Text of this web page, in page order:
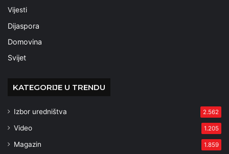
Vijesti
Dijaspora
Domovina
Svijet
KATEGORIJE U TRENDU
Izbor uredništva 2.562
Video 1.205
Magazin 1.859